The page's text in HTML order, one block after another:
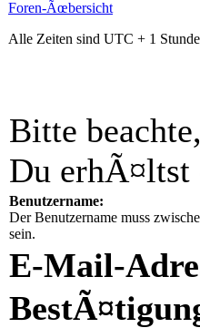
Foren-Ãœbersicht
Alle Zeiten sind UTC + 1 Stunde
Bitte
Du erhÃ¤ltst
Benutzername:
Der Benutzername muss
sein.
E-Mail-